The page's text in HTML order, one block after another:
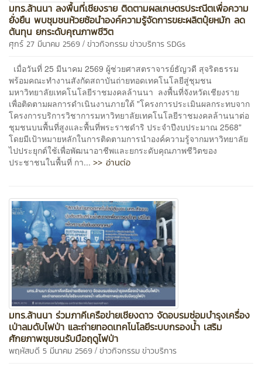
มทร.ล้านนา ลงพื้นที่เชียงราย ติดตามผลเกษตรประณีตเพื่อความ
ยั่งยืน พบชุมชนห้วยซ้อนำองค์ความรู้จัดการขยะผลิตปุ๋ยหมัก ลด
ต้นทุน ยกระดับคุณภาพชีวิต
ศุกร์ 27 มีนาคม 2569 / ข่าวกิจกรรมข่าวบริการSDGs
เมื่อวันที่ 25 มีนาคม 2569 ผู้ช่วยศาสตราจารย์ธัญวดี สุจริตธรรม
พร้อมคณะทำงานสังกัดสถาบันถ่ายทอดเทคโนโลยีสู่ชุมชน
มหาวิทยาลัยเทคโนโลยีราชมงคลล้านนา ลงพื้นที่จังหวัดเชียงราย
เพื่อติดตามผลการดำเนินงานภายใต้ "โครงการประเมินผลกระทบจาก
โครงการบริการวิชาการมหาวิทยาลัยเทคโนโลยีราชมงคลล้านนาต่อ
ชุมชนบนพื้นที่สูงและพื้นที่พระราชดำริ ประจำปีงบประมาณ 2568"
โดยมีเป้าหมายหลักในการติดตามการนำองค์ความรู้จากมหาวิทยาลัย
ไปประยุกต์ใช้เพื่อพัฒนาอาชีพและยกระดับคุณภาพชีวิตของ
ประชาชนในพื้นที่ กา... >> อ่านต่อ
มทร.ล้านนา ร่วมภาคีเครือข่ายเชียงดาว จัดอบรมซ่อมบำรุงเครื่อง
เป่าลมดับไฟป่า และถ่ายทอดเทคโนโลยีระบบกรองน้ำ เสริม
ศักยภาพชุมชนรับมือฤดูไฟป่า
พฤหัสบดี 5 มีนาคม 2569 / ข่าวกิจกรรมข่าวบริการ